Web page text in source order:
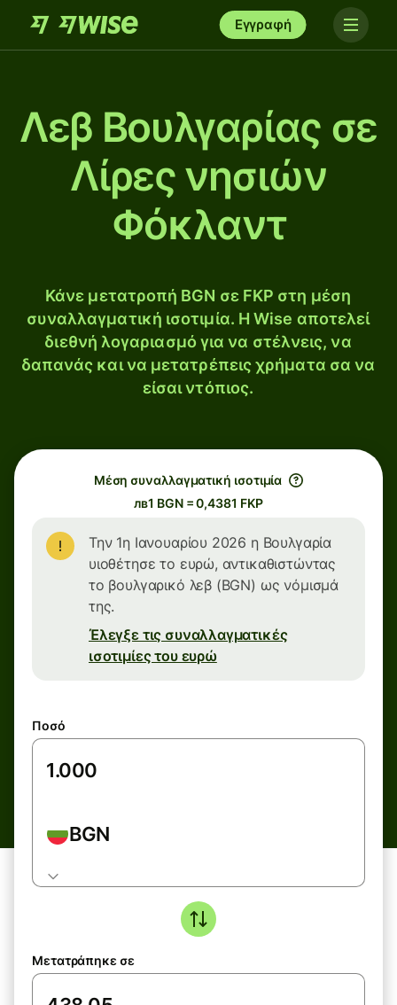
Εγγραφή
Λεβ Βουλγαρίας σε
Λίρες νησιών
Φόκλαντ
Κάνε μετατροπή BGN σε FKP στη μέση
συναλλαγματική ισοτιμία. Η Wise αποτελεί
διεθνή λογαριασμό για να στέλνεις, να
δαπανάς και να μετατρέπεις χρήματα σα να
είσαι ντόπιος.
Μέση συναλλαγματική ισοτιμία
лв1 BGN = 0,4381 FKP
Την 1η Ιανουαρίου 2026 η Βουλγαρία
υιοθέτησε το ευρώ, αντικαθιστώντας
το βουλγαρικό λεβ (BGN) ως νόμισμά
της.
Έλεγξε τις συναλλαγματικές
ισοτιμίες του ευρώ
Ποσό
BGN
Μετατράπηκε σε